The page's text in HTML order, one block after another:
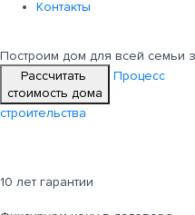
Контакты
Построим дом для всей семьи
Рассчитать
стоимость дома
Процесс
строительства
10 лет гарантии